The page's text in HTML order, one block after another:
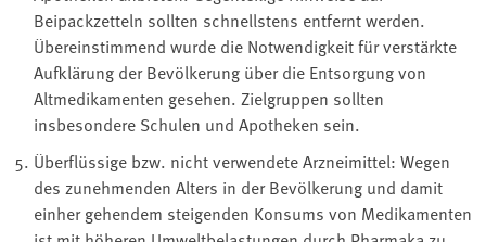
Beipackzetteln sollten schnellstens entfernt werden.
Übereinstimmend wurde die Notwendigkeit für verstärkte
Aufklärung der Bevölkerung über die Entsorgung von
Altmedikamenten gesehen. Zielgruppen sollten
insbesondere Schulen und Apotheken sein.
Überflüssige bzw. nicht verwendete Arzneimittel: Wegen
des zunehmenden Alters in der Bevölkerung und damit
einher gehendem steigenden Konsums von Medikamenten